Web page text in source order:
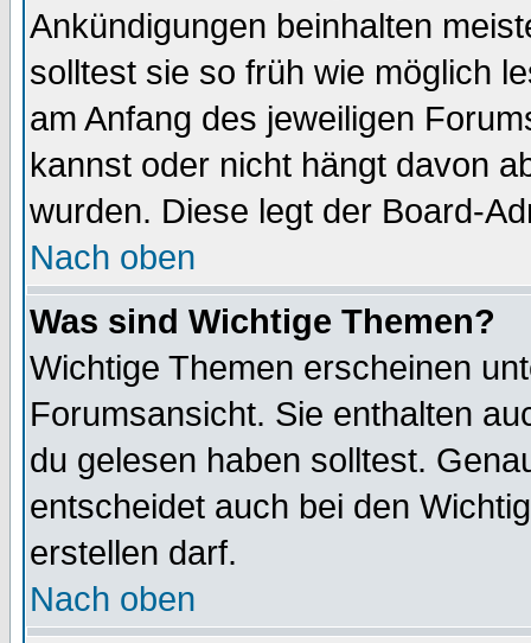
Ankündigungen beinhalten
solltest sie so früh wie möglich
am Anfang des jeweiligen
kannst oder nicht hängt davon
wurden. Diese legt der Board-
Nach oben
Was sind Wichtige Themen?
Wichtige Themen erscheinen
Forumsansicht. Sie enthalten
du gelesen haben solltest.
entscheidet auch bei den
erstellen darf.
Nach oben